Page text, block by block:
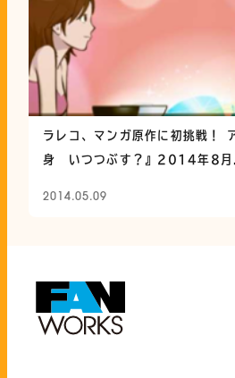
ラレコ、マンガ原作に初挑戦！
身 いつつぶす？』2014年8
2014.05.09